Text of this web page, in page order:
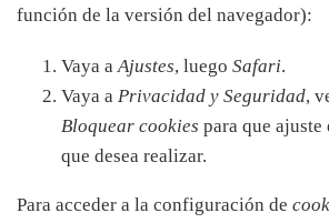
función de la versión del navegador):
Vaya aAjustes, luego Safari.
Vaya a Privacidad y Seguridad,
Bloquear cookies para que
que desea realizar.
Para acceder a la configuración de